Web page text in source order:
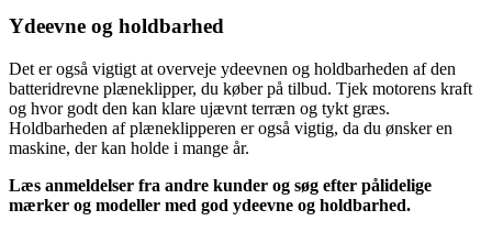
Ydeevne og holdbarhed
Det er også vigtigt at overveje ydeevnen og holdbarheden af den
batteridrevne plæneklipper, du køber på tilbud. Tjek motorens kraft
og hvor godt den kan klare ujævnt terræn og tykt græs.
Holdbarheden af plæneklipperen er også vigtig, da du ønsker en
maskine, der kan holde i mange år.
Læs anmeldelser fra andre kunder og søg efter pålidelige
mærker og modeller med god ydeevne og holdbarhed.